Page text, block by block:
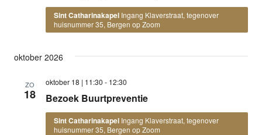
Sint Catharinakapel Ingang Klaverstraat, tegenover
huisnummer 35, Bergen op Zoom
oktober 2026
ZO
18 Bezoek Buurtpreventie
oktober 18 | 11:30 - 12:30
Sint Catharinakapel Ingang Klaverstraat, tegenover
huisnummer 35, Bergen op Zoom